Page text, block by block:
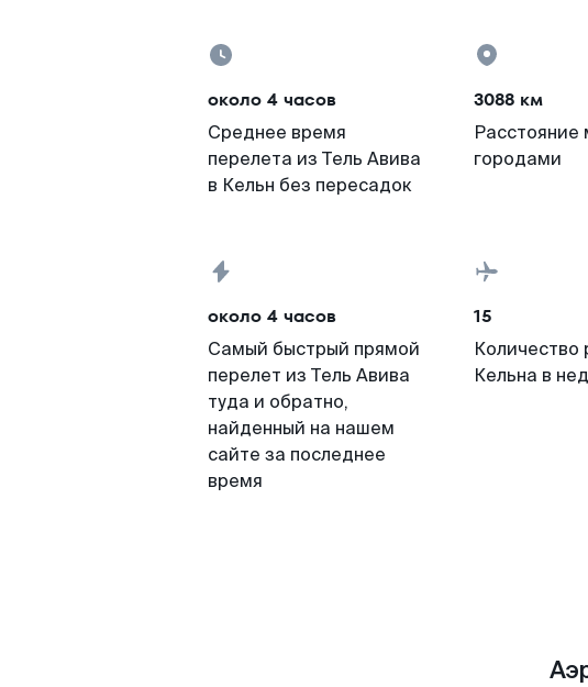
около 4 часов
Среднее время
перелета из Тель Авива
в Кельн без пересадок
3088 км
городами
около 4 часов
Самый быстрый прямой
перелет из Тель Авива
туда и обратно,
найденный на нашем
сайте за последнее
время
15
Количество
Кельна в